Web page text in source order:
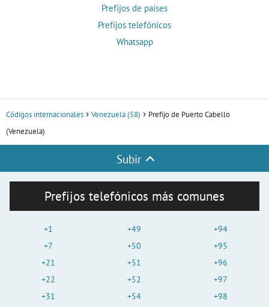
Prefijos de países
Prefijos telefónicos
Whatsapp
Códigos internacionales Venezuela (58)
Prefijo de Puerto Cabello
(Venezuela)
Subir
Prefijos telefónicos más comunes
+1
+7
+21
+22
+31
+49
+50
+51
+52
+54
+94
+95
+96
+97
+98